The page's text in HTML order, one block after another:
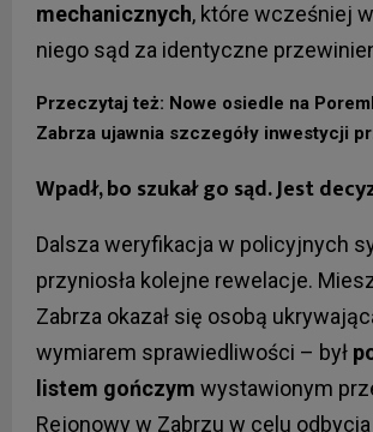
mechanicznych, które wcześniej
niego sąd za identyczne
Przeczytaj też: Nowe osiedle na
Zabrza ujawnia szczegóły inwestycji
Wpadł, bo szukał go sąd. Jest
Dalsza weryfikacja w policyjnych
przyniosła kolejne rewelacje.
Zabrza okazał się osobą
wymiarem sprawiedliwości – był
listem gończym wystawionym
Rejonowy w Zabrzu w celu